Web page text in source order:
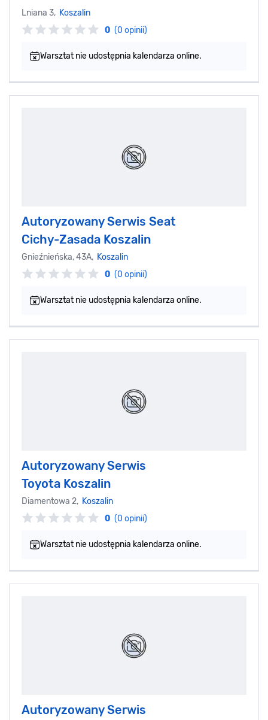
Lniana 3, Koszalin
0 (0 opinii)
Warsztat nie udostępnia kalendarza online.
Autoryzowany Serwis Seat
Cichy-Zasada Koszalin
Gnieźnieńska, 43A, Koszalin
0 (0 opinii)
Warsztat nie udostępnia kalendarza online.
Autoryzowany Serwis
Toyota Koszalin
Diamentowa 2, Koszalin
0 (0 opinii)
Warsztat nie udostępnia kalendarza online.
Autoryzowany Serwis